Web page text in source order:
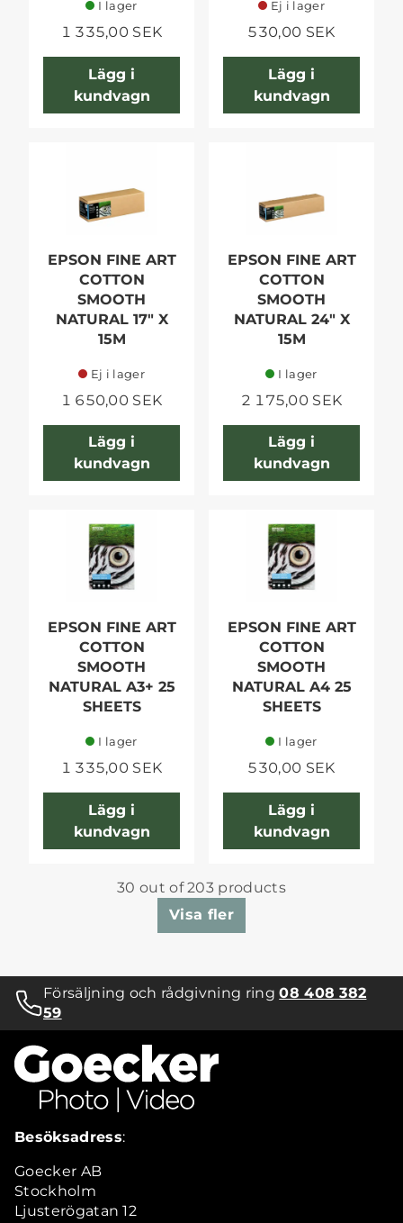
I lager
1 335,00 SEK
Lägg i
kundvagn
Ej i lager
530,00 SEK
Lägg i
kundvagn
EPSON FINE ART
COTTON
SMOOTH
NATURAL 17" X
15M
Ej i lager
1 650,00 SEK
Lägg i
kundvagn
EPSON FINE ART
COTTON
SMOOTH
NATURAL 24" X
15M
I lager
2 175,00 SEK
Lägg i
kundvagn
EPSON FINE ART
COTTON
SMOOTH
NATURAL A3+ 25
SHEETS
I lager
1 335,00 SEK
Lägg i
kundvagn
EPSON FINE ART
COTTON
SMOOTH
NATURAL A4 25
SHEETS
I lager
530,00 SEK
Lägg i
kundvagn
30 out of 203 products
Visa fler
Försäljning och rådgivning ring08 408 382
59
Besöksadress:
Goecker AB
Stockholm
Ljusterögatan 12